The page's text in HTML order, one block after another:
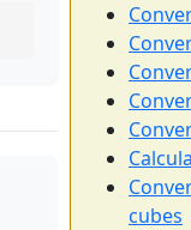
cubes